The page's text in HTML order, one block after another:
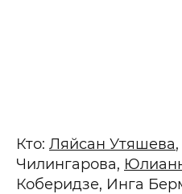
Кто: Ляйсан Утяшева
Чилингарова,
Коберидзе, Инга